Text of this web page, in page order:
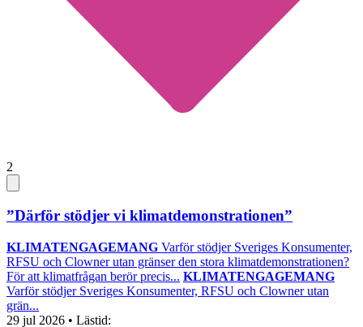
2
”Därför stödjer vi klimatdemonstrationen”
KLIMATENGAGEMANG Varför stödjer Sveriges Konsumenter,
RFSU och Clowner utan gränser den stora klimatdemonstrationen?
För att klimatfrågan berör precis... KLIMATENGAGEMANG
Varför stödjer Sveriges Konsumenter, RFSU och Clowner utan
grän...
29 jul 2026 • Lästid: